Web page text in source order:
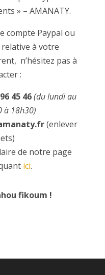
» – AMANATY.
compte Paypal ou
à votre
n’hésitez pas à
:
45 46(du lundi au
à 18h30)
(enlever
de notre page
ici.
fikoum !